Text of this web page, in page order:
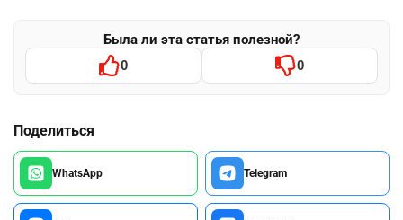
Была ли эта статья полезной?
0 0
Поделиться
WhatsApp Telegram